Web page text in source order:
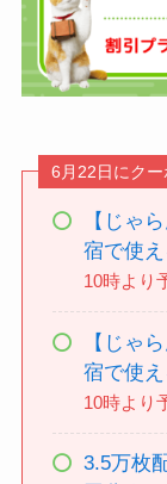
6月22日にクー
【じゃ
宿で使
10時より
【じゃ
宿で使
10時より
3.5万枚